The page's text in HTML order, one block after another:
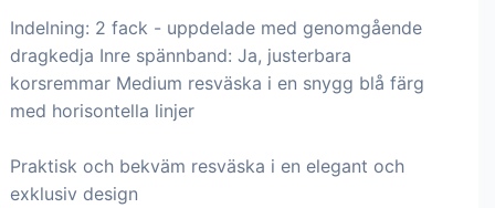
Indelning: 2 fack - uppdelade med genomgående
dragkedja Inre spännband: Ja, justerbara
korsremmar Medium resväska i en snygg blå färg
med horisontella linjer
Praktisk och bekväm resväska i en elegant och
exklusiv design